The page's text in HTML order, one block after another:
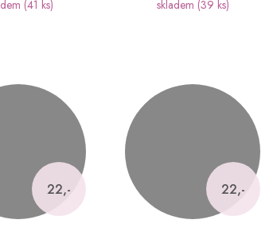
(41 ks) skladem (39 ks)
22,- 22,-